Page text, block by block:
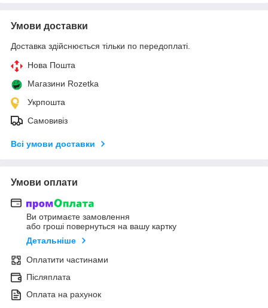
Умови доставки
Доставка здійснюється тільки по передоплаті.
Нова Пошта
Магазини Rozetka
Укрпошта
Самовивіз
Всі умови доставки
Умови оплати
Ви отримаєте замовлення
або гроші повернуться на вашу картку
Детальніше
Оплатити частинами
Післяплата
Оплата на рахунок